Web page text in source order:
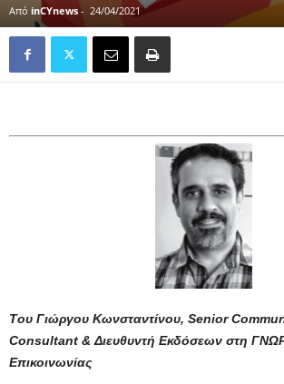
Από inCYnews - 24/04/2021
Tου Γιώργου Κωνσταντίνου, Senior
Consultant & Διευθυντή Εκδόσεων στη
Επικοινωνίας